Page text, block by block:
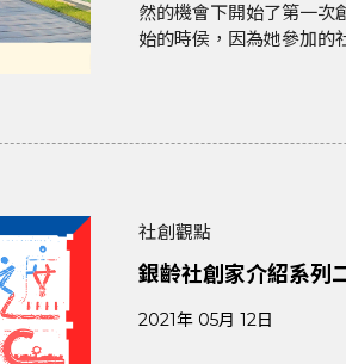
然的機會下開始了第一次
始的時侯，因為她參加的
社創觀點
銀齡社創家介紹系列
2021年 05月 12日